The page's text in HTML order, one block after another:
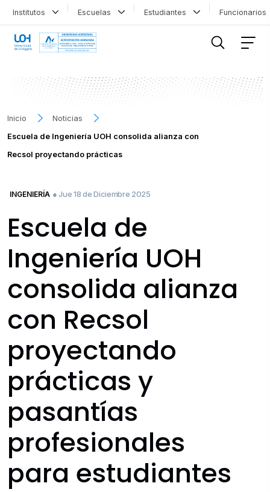
Institutos Escuelas Estudiantes
Inicio
Noticias
Escuela de Ingeniería UOH consolida alianza con
Recsol proyectando prácticas
INGENIERÍA ● Jue 18 de Diciembre 2025
Escuela de
Ingeniería UOH
consolida alianza
con Recsol
proyectando
prácticas y
pasantías
profesionales
para estudiantes